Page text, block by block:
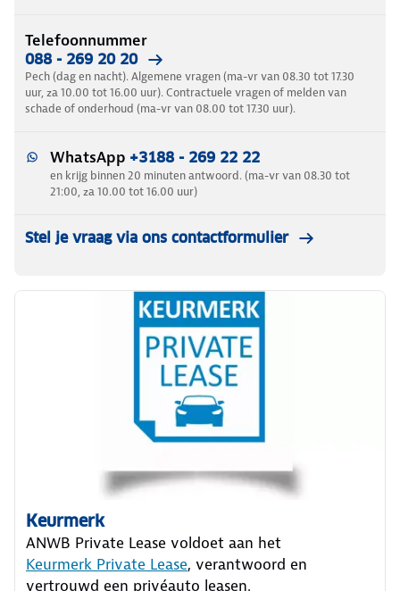
Telefoonnummer
088 - 269 20 20
Pech (dag en nacht). Algemene vragen (ma-vr van 08.30 tot 17.30
uur, za 10.00 tot 16.00 uur). Contractuele vragen of melden van
schade of onderhoud (ma-vr van 08.00 tot 17.30 uur).
WhatsApp +3188 - 269 22 22
en krijg binnen 20 minuten antwoord. (ma-vr van 08.30 tot
21:00, za 10.00 tot 16.00 uur)
Stel je vraag via ons contactformulier
Keurmerk
ANWB Private Lease voldoet aan het
Keurmerk Private Lease, verantwoord en
vertrouwd een privéauto leasen.